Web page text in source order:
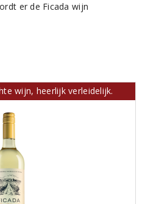
er de Ficada wijn
wijn, heerlijk verleidelijk.